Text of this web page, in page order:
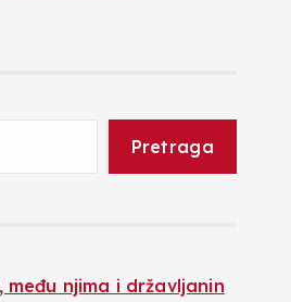
Pretraga
njima i državljanin